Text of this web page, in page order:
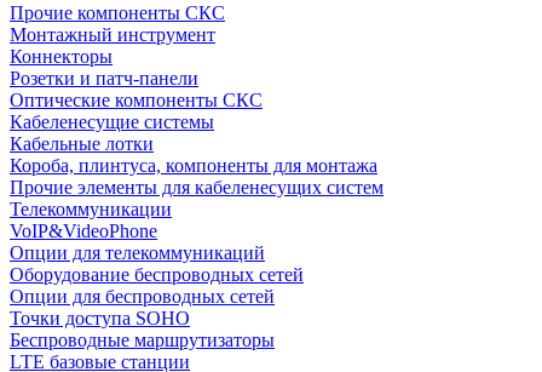
Прочие компоненты СКС
Монтажный инструмент
Коннекторы
Розетки и патч-панели
Оптические компоненты СКС
Кабеленесущие системы
Кабельные лотки
Короба, плинтуса, компоненты для монтажа
Прочие элементы для кабеленесущих систем
Телекоммуникации
VoIP&VideoPhone
Опции для телекоммуникаций
Оборудование беспроводных сетей
Опции для беспроводных сетей
Точки доступа SOHO
Беспроводные маршрутизаторы
LTE базовые станции